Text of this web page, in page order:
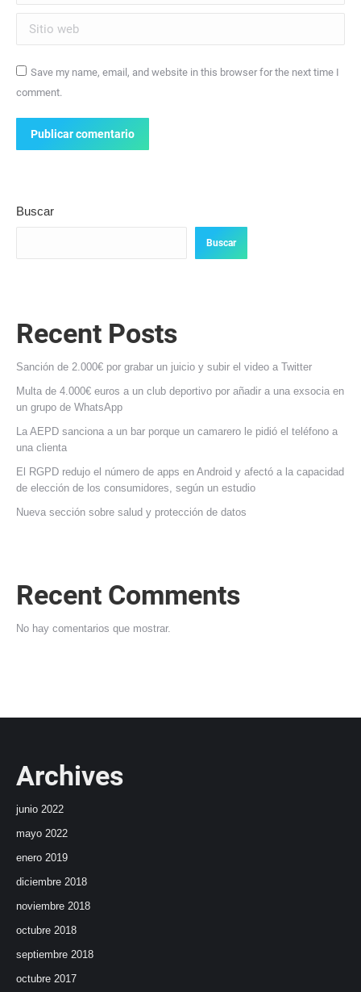
Sitio web
Save my name, email, and website in this browser for the next time I
comment.
Publicar comentario
Buscar
Buscar
Recent Posts
Sanción de 2.000€ por grabar un juicio y subir el video a Twitter
Multa de 4.000€ euros a un club deportivo por añadir a una exsocia en
un grupo de WhatsApp
La AEPD sanciona a un bar porque un camarero le pidió el teléfono a
una clienta
El RGPD redujo el número de apps en Android y afectó a la capacidad
de elección de los consumidores, según un estudio
Nueva sección sobre salud y protección de datos
Recent Comments
No hay comentarios que mostrar.
Archives
junio 2022
mayo 2022
enero 2019
diciembre 2018
noviembre 2018
octubre 2018
septiembre 2018
octubre 2017